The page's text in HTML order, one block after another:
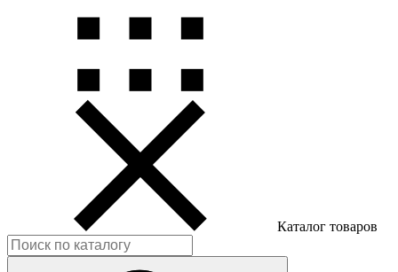
Каталог товаров